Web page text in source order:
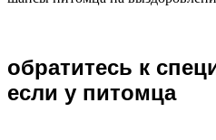
обратитесь к
если у питомца